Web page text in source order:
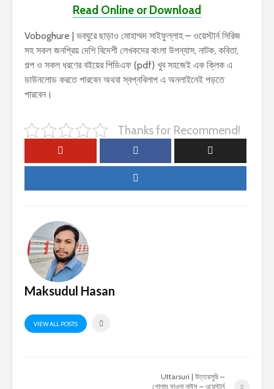
Read Online or Download
Voboghure | ভবঘুরে ছাড়াও মোহাম্মদ সাইফুল্লাহ – ওয়েস্টার্ন সিরিজ
সহ সকল জনপ্রিয় দেশি বিদেশী লেখকদের বাংলা উপন্যাস, নাটক, কবিতা,
গল্প ও সকল ধরণের বইয়ের পিডিএফ (pdf) খুব সহজেই এক ক্লিক এ
ডাউনলোড করতে পারবেন অথবা স্বপ্নবিলাপ এ অনলাইনেই পড়তে
পারবেন।
Thanks for Recommend!
Maksudul Hasan
VIEW ALL POSTS
Uttarsuri | উত্তরসুরি –
গোলাম মাওলা নাঈম – ওয়েস্টার্ন